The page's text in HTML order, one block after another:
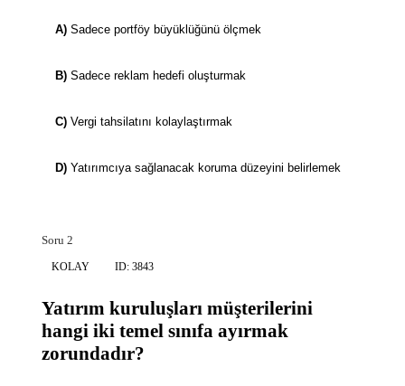
A) Sadece portföy büyüklüğünü ölçmek
B) Sadece reklam hedefi oluşturmak
C) Vergi tahsilatını kolaylaştırmak
D) Yatırımcıya sağlanacak koruma düzeyini belirlemek
Soru 2
KOLAY ID: 3843
Yatırım kuruluşları müşterilerini
hangi iki temel sınıfa ayırmak
zorundadır?